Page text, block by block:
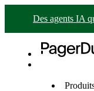
Des agents IA